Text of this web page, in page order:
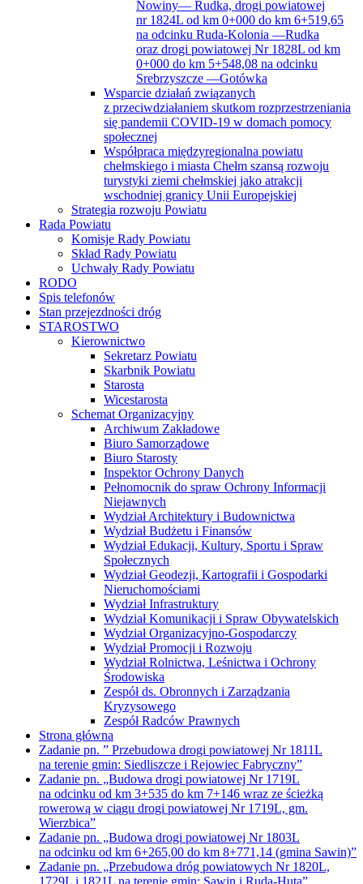
Nowiny— Rudka, drogi powiatowej
nr 1824L od km 0+000 do km 6+519,65
na odcinku Ruda-Kolonia —Rudka
oraz drogi powiatowej Nr 1828L od km
0+000 do km 5+548,08 na odcinku
Srebrzyszcze —Gotówka
Wsparcie działań związanych
z przeciwdziałaniem skutkom rozprzestrzeniania
się pandemii COVID-19 w domach pomocy
społecznej
Współpraca międzyregionalna powiatu
chełmskiego i miasta Chełm szansą rozwoju
turystyki ziemi chełmskiej jako atrakcji
wschodniej granicy Unii Europejskiej
Strategia rozwoju Powiatu
Rada Powiatu
Komisje Rady Powiatu
Skład Rady Powiatu
Uchwały Rady Powiatu
RODO
Spis telefonów
Stan przejezdności dróg
STAROSTWO
Kierownictwo
Sekretarz Powiatu
Skarbnik Powiatu
Starosta
Wicestarosta
Schemat Organizacyjny
Archiwum Zakładowe
Biuro Samorządowe
Biuro Starosty
Inspektor Ochrony Danych
Pełnomocnik do spraw Ochrony Informacji
Niejawnych
Wydział Architektury i Budownictwa
Wydział Budżetu i Finansów
Wydział Edukacji, Kultury, Sportu i Spraw
Społecznych
Wydział Geodezji, Kartografii i Gospodarki
Nieruchomościami
Wydział Infrastruktury
Wydział Komunikacji i Spraw Obywatelskich
Wydział Organizacyjno-Gospodarczy
Wydział Promocji i Rozwoju
Wydział Rolnictwa, Leśnictwa i Ochrony
Środowiska
Zespół ds. Obronnych i Zarządzania
Kryzysowego
Zespół Radców Prawnych
Strona główna
Zadanie pn. ” Przebudowa drogi powiatowej Nr 1811L
na terenie gmin: Siedliszcze i Rejowiec Fabryczny”
Zadanie pn. „Budowa drogi powiatowej Nr 1719L
na odcinku od km 3+535 do km 7+146 wraz ze ścieżką
rowerową w ciągu drogi powiatowej Nr 1719L, gm.
Wierzbica”
Zadanie pn. „Budowa drogi powiatowej Nr 1803L
na odcinku od km 6+265,00 do km 8+771,14 (gmina Sawin)”
Zadanie pn. „Przebudowa dróg powiatowych Nr 1820L,
1729L i 1821L na terenie gmin: Sawin i Ruda-Huta”